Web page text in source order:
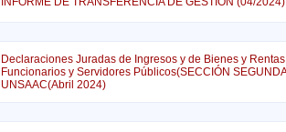
Declaraciones Juradas de Ingresos y de Bienes y
Funcionarios y Servidores Públicos(SECCIÓN
UNSAAC(Abril 2024)